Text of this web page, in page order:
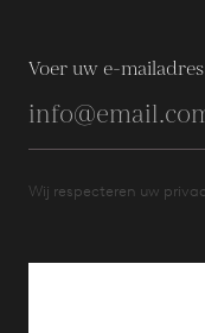
Voer uw e-
Wij respecteren uw